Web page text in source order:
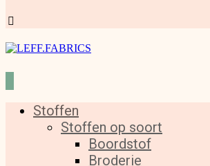
Stoffen
Stoffen op soort
Boordstof
Broderie